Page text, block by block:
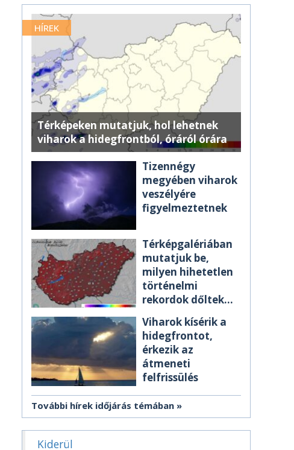
HÍREK
Térképeken mutatjuk, hol lehetnek
viharok a hidegfrontból, óráról órára
Tizennégy
megyében viharok
veszélyére
figyelmeztetnek
Térképgalériában
mutatjuk be,
milyen hihetetlen
történelmi
rekordok dőltek
Viharok kísérik a
hidegfrontot,
érkezik az
átmeneti
felfrissülés
További hírek időjárás témában
Kiderül